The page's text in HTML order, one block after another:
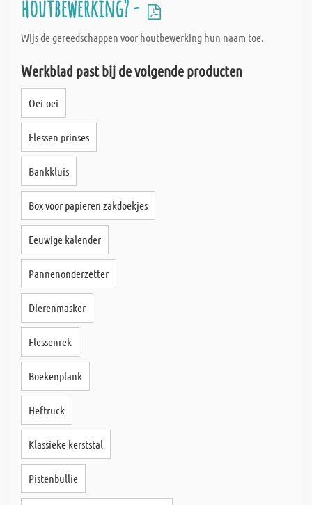
houtbewerking? -
Wijs de gereedschappen voor houtbewerking hun naam toe.
Werkblad past bij de volgende producten
Oei-oei
Flessen prinses
Bankkluis
Box voor papieren zakdoekjes
Eeuwige kalender
Pannenonderzetter
Dierenmasker
Flessenrek
Boekenplank
Heftruck
Klassieke kerststal
Pistenbullie